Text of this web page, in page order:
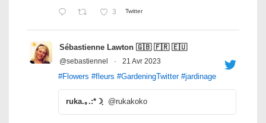
3 Twitter
Sébastienne Lawton 🇬🇧 🇫🇷 🇪🇺
@sebastiennel · 21 Avr 2023
#Flowers #fleurs #GardeningTwitter #jardinage
ruka.｡.:*☽ฺ @rukakoko